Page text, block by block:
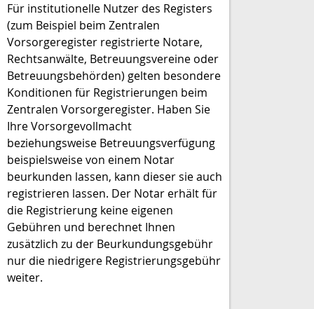
Für institutionelle Nutzer des Registers
(zum Beispiel beim Zentralen
Vorsorgeregister registrierte Notare,
Rechtsanwälte, Betreuungsvereine oder
Betreuungsbehörden) gelten besondere
Konditionen für Registrierungen beim
Zentralen Vorsorgeregister. Haben Sie
Ihre Vorsorgevollmacht
beziehungsweise Betreuungsverfügung
beispielsweise von einem Notar
beurkunden lassen, kann dieser sie auch
registrieren lassen. Der Notar erhält für
die Registrierung keine eigenen
Gebühren und berechnet Ihnen
zusätzlich zu der Beurkundungsgebühr
nur die niedrigere Registrierungsgebühr
weiter.